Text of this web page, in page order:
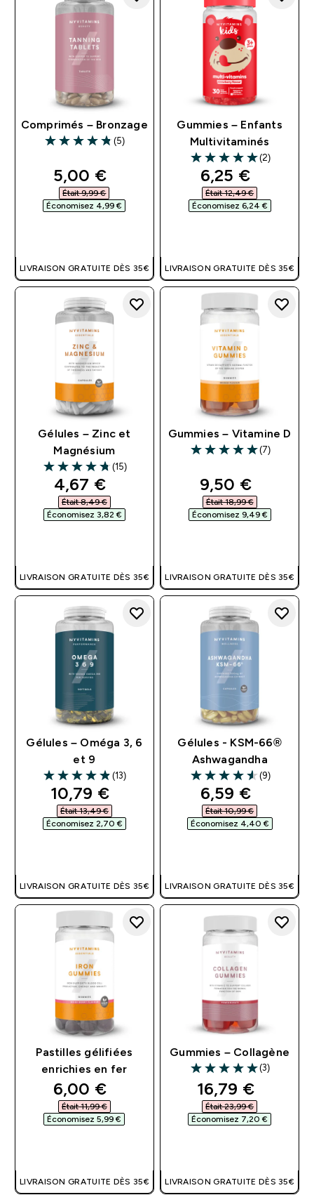
Comprimés – Bronzage
4.8 out of 5 stars
(5)
discounted price
5,00 €‎
Était 9,99 €‎
Économisez 4,99 €‎
LIVRAISON GRATUITE DÈS 35€
Gummies – Enfants
Multivitaminés
5 out of 5 stars
(2)
discounted
6,25 €‎
Était 12,49 €‎
Économisez 6,24 €‎
LIVRAISON GRATUITE DÈS 35€
Gélules – Zinc et
Magnésium
4.73 out of 5 stars
(15)
discounted price
4,67 €‎
Était 8,49 €‎
Économisez 3,82 €‎
LIVRAISON GRATUITE DÈS 35€
Gummies – Vitamine D
5 out of 5 stars
(7)
discounted
9,50 €‎
Était 18,99 €‎
Économisez 9,49 €‎
LIVRAISON GRATUITE DÈS 35€
Gélules – Oméga 3, 6
et 9
4.85 out of 5 stars
(13)
discounted price
10,79 €‎
Était 13,49 €‎
Économisez 2,70 €‎
LIVRAISON GRATUITE DÈS 35€
Gélules - KSM-66®
Ashwagandha
4.56 out of 5 stars
(9)
discounted
6,59 €‎
Était 10,99 €‎
Économisez 4,40 €‎
LIVRAISON GRATUITE DÈS 35€
Pastilles gélifiées
enrichies en fer
discounted price
6,00 €‎
Était 11,99 €‎
Économisez 5,99 €‎
LIVRAISON GRATUITE DÈS 35€
Gummies – Collagène
5 out of 5 stars
(3)
discounted
16,79 €‎
Était 23,99 €‎
Économisez 7,20 €‎
LIVRAISON GRATUITE DÈS 35€